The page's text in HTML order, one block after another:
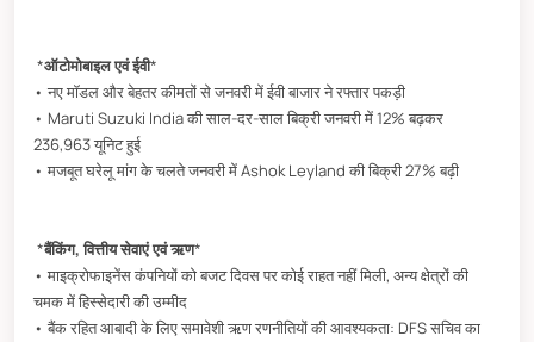
*ऑटोमोबाइल एवं ईवी*
• नए मॉडल और बेहतर कीमतों से जनवरी में ईवी बाजार ने रफ्तार पकड़ी
• Maruti Suzuki India की साल-दर-साल बिक्री जनवरी में 12% बढ़कर
236,963 यूनिट हुई
• मजबूत घरेलू मांग के चलते जनवरी में Ashok Leyland की बिक्री 27% बढ़ी
*बैंकिंग, वित्तीय सेवाएं एवं ऋण*
• माइक्रोफाइनेंस कंपनियों को बजट दिवस पर कोई राहत नहीं मिली, अन्य क्षेत्रों की
चमक में हिस्सेदारी की उम्मीद
• बैंक रहित आबादी के लिए समावेशी ऋण रणनीतियों की आवश्यकता: DFS सचिव का